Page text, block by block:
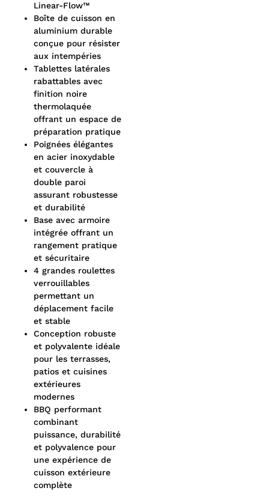
Linear-Flow™
Boîte de cuisson en
aluminium durable
conçue pour résister
aux intempéries
Tablettes latérales
rabattables avec
finition noire
thermolaquée
offrant un espace de
préparation pratique
Poignées élégantes
en acier inoxydable
et couvercle à
double paroi
assurant robustesse
et durabilité
Base avec armoire
intégrée offrant un
rangement pratique
et sécuritaire
4 grandes roulettes
verrouillables
permettant un
déplacement facile
et stable
Conception robuste
et polyvalente idéale
pour les terrasses,
patios et cuisines
extérieures
modernes
BBQ performant
combinant
puissance, durabilité
et polyvalence pour
une expérience de
cuisson extérieure
complète